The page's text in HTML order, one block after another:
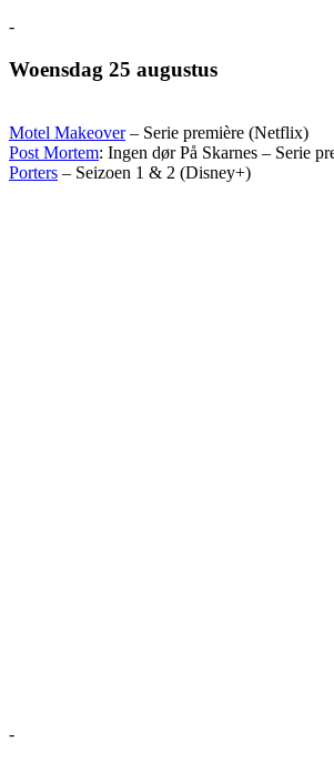
-
Woensdag 25 augustus
Motel Makeover– Serie première (Netflix)
Post Mortem: Ingen dør På Skarnes – Serie
Porters – Seizoen 1 & 2 (Disney+)
-